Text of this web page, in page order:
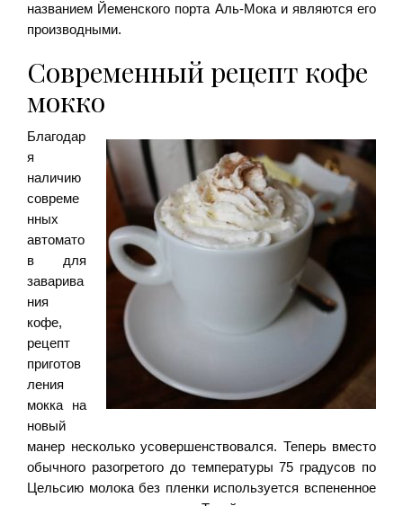
названием Йеменского порта Аль-Мока и являются его
производными.
Современный рецепт кофе
мокко
Благодар
я
наличию
совреме
нных
автомато
в для
заварива
ния
кофе,
рецепт
приготов
ления
мокка на
новый
манер несколько усовершенствовался. Теперь вместо
обычного разогретого до температуры 75 градусов по
Цельсию молока без пленки используется вспененное